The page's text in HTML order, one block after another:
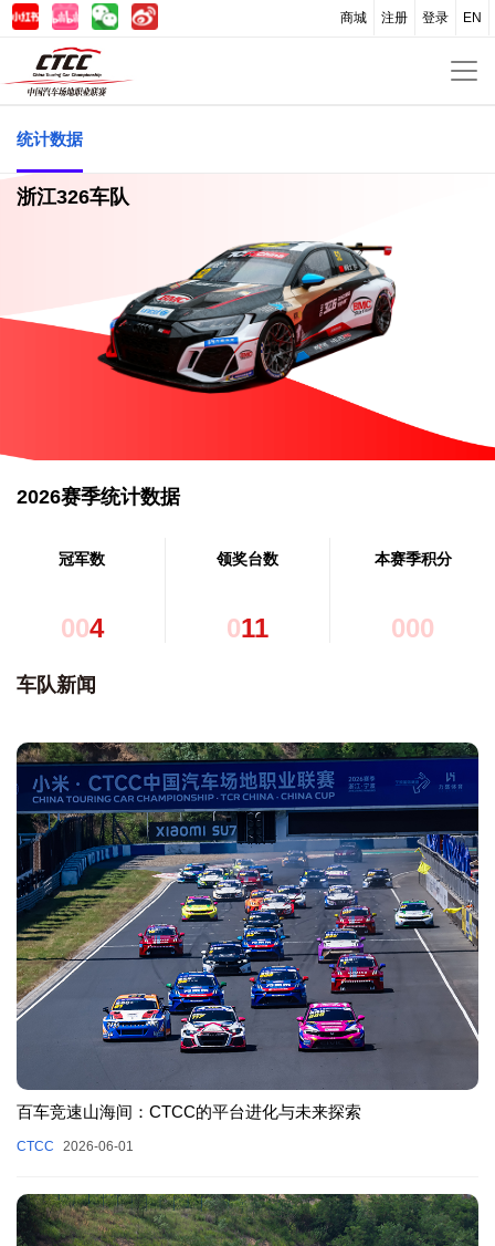
EN
登录
注册
商城
统计数据
浙江326车队
2026赛季统计数据
冠军数
004
领奖台数
011
本赛季积分
000
车队新闻
百车竞速山海间：CTCC的平台进化与未来探索
CTCC 2026-06-01